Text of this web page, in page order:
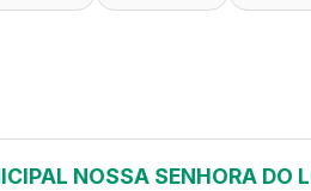
NOSSA SENHORA DO